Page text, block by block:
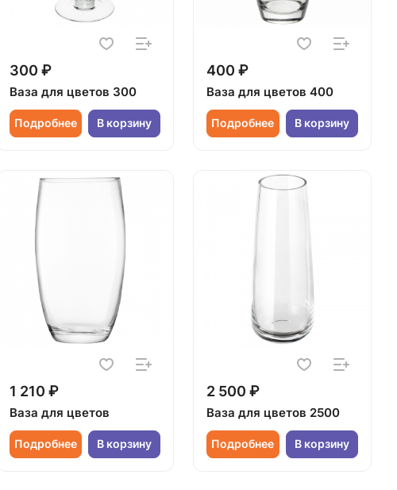
300 ₽
Ваза для цветов 300
Подробнее В корзину
400 ₽
Ваза для цветов 400
Подробнее В корзину
1 210 ₽
Ваза для цветов
Подробнее В корзину
2 500 ₽
Ваза для цветов 2500
Подробнее В корзину